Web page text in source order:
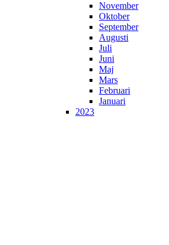
November
Oktober
September
Augusti
Juli
Juni
Maj
Mars
Februari
Januari
2023